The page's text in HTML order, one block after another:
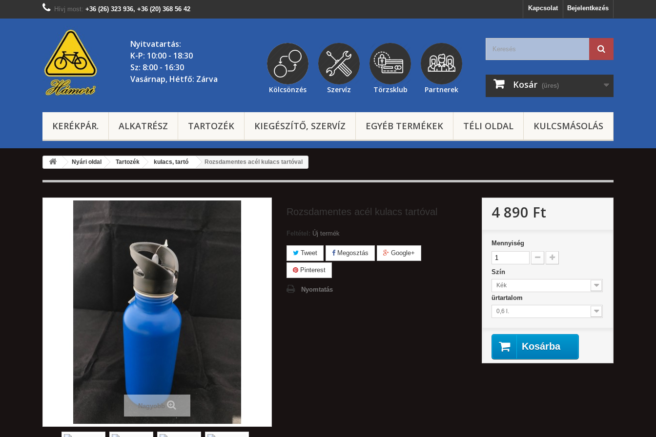
Bejelentkezés
Kapcsolat
Hívj most: +36 (26) 323 936, +36 (20) 368 56 42
Nyitvatartás:
K-P: 10:00 - 18:30
Sz: 8:00 - 16:30
Vasárnap, Hétfő: Zárva
Kölcsönzés Szervíz Törzsklub Partnerek Kosár (üres)
KERÉKPÁR. ALKATRÉSZ TARTOZÉK KIEGÉSZÍTŐ, SZERVÍZ EGYÉB TERMÉKEK TÉLI OLDAL KULCSMÁSOLÁS
Nyári oldal Tartozék kulacs, tartó Rozsdamentes acél kulacs tartóval
Nagyobb
Rozsdamentes acél kulacs tartóval
Feltétel: Új termék
Tweet Megosztás Google+
Pinterest
Nyomtatás
4 890 Ft‎
Mennyiség
Szín
Kék
ürtartalom
0,6 l.
Kosárba